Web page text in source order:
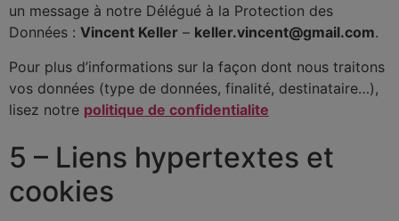
un message à notre Délégué à la Protection des
Données : Vincent Keller – keller.vincent@gmail.com.
Pour plus d’informations sur la façon dont nous traitons
vos données (type de données, finalité, destinataire…),
lisez notre politique de confidentialite
5 – Liens hypertextes et
cookies